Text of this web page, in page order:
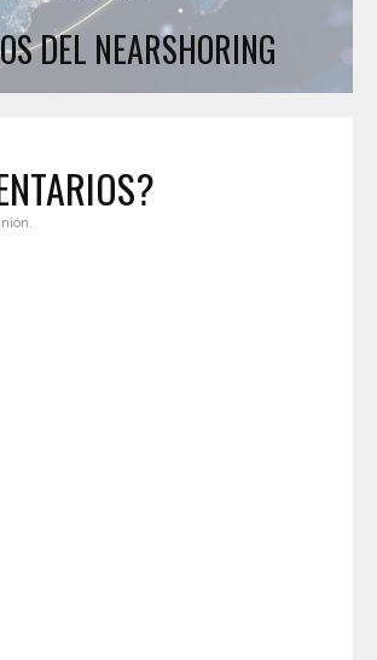
DEL NEARSHORING